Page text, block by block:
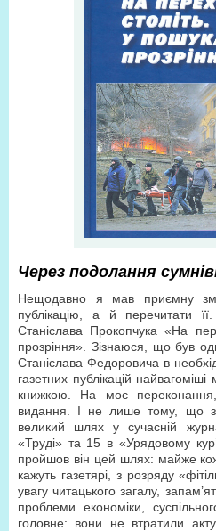
Через подолання
Нещодавно я мав приємну
публікацію, а й перечитати
Станіслава Прокопчука «На
прозріння». Зізнаюся, що був
Станіслава Федоровича в
газетних публікацій
книжкою. На моє
видання. І не лише тому, що
великий шлях у сучасній
«Труді» та 15 в «Урядовому
пройшов він цей шлях: майже
кажуть газетярі, з розряду
увагу читацького загалу,
проблеми економіки,
головне: вони не втратили